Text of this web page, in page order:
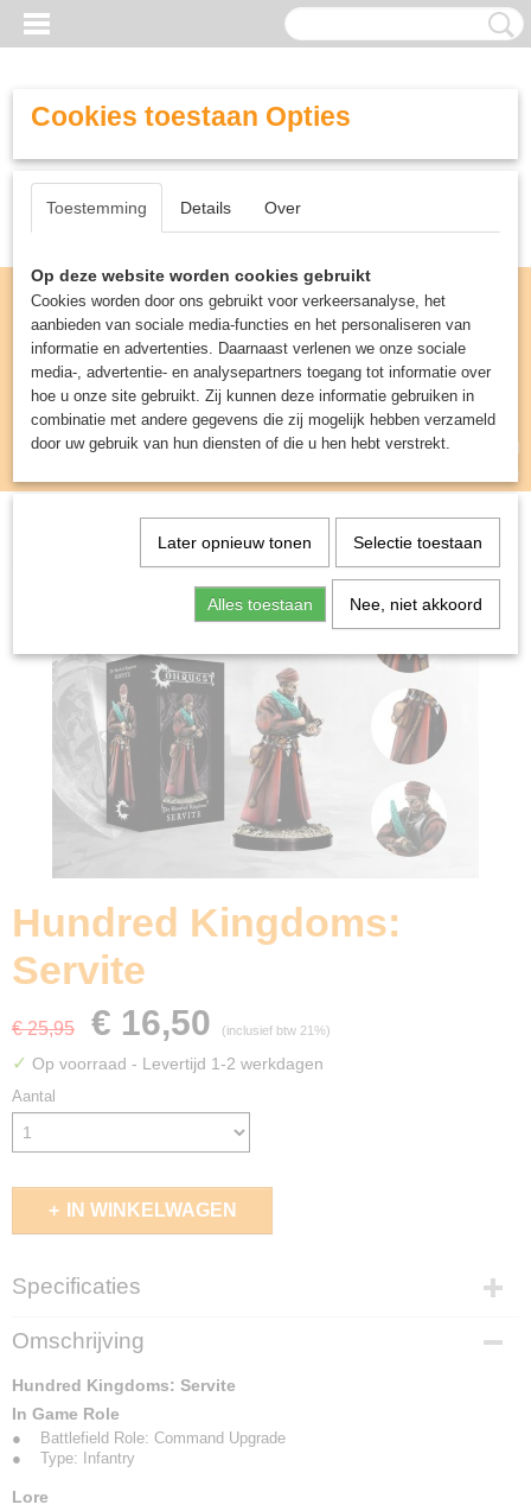
Inloggen Registreren
UW WINKELWAGEN
(0)
Miniature Gaming>Hundred Kingdoms: Servite
Hundred Kingdoms:
Servite
€ 25,95 € 16,50 (inclusief btw 21%)
✓ Op voorraad - Levertijd 1-2 werkdagen
Aantal
IN WINKELWAGEN
Specificaties
EAN code
5213009012409
Omschrijving
Hundred Kingdoms: Servite
In Game Role
● Battlefield Role: Command Upgrade
● Type: Infantry
Lore
Cookies toestaan Opties
Toestemming Details Over
Op deze website worden cookies gebruikt
Cookies worden door ons gebruikt voor verkeersanalyse, het
aanbieden van sociale media-functies en het personaliseren van
informatie en advertenties. Daarnaast verlenen we onze sociale
media-, advertentie- en analysepartners toegang tot informatie over
hoe u onze site gebruikt. Zij kunnen deze informatie gebruiken in
combinatie met andere gegevens die zij mogelijk hebben verzameld
door uw gebruik van hun diensten of die u hen hebt verstrekt.
Later opnieuw tonen Selectie toestaan
Alles toestaan Nee, niet akkoord